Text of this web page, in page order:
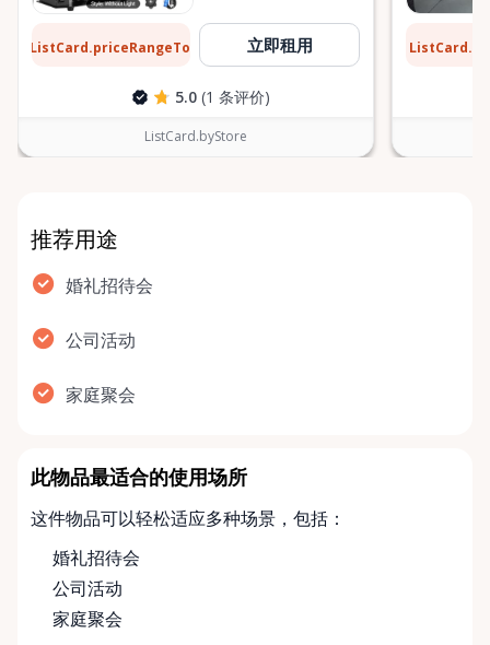
ListCard.priceRangeTo 立即租用
5.0 (1 条评价)
ListCard.byStore
推荐用途
婚礼招待会
公司活动
家庭聚会
此物品最适合的使用场所
这件物品可以轻松适应多种场景，包括：
婚礼招待会
公司活动
家庭聚会